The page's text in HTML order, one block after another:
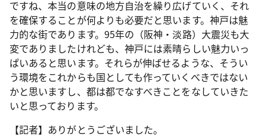
ですね、本当の意味の地方自治を繰り広げていく、それ
を確保することが何よりも必要だと思います。神戸は魅
力的な街であります。95年の（阪神・淡路）大震災も大
変でありましたけれども、神戸には素晴らしい魅力いっ
ぱいあると思います。それらが伸ばせるような、そうい
う環境をこれからも国としても作っていくべきではない
かと思いますし、都は都でなすべきことをなしていきた
いと思っております。
【記者】ありがとうございました。